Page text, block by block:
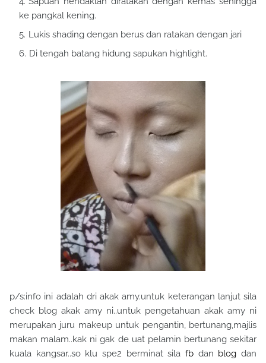
ke pangkal kening.
Lukis shading dengan berus dan ratakan dengan jari
Di tengah batang hidung sapukan highlight.
p/s:info ini adalah dri akak amy.untuk keterangan lanjut sila
check blog akak amy ni..untuk pengetahuan akak amy ni
merupakan juru makeup untuk pengantin, bertunang,majlis
makan malam..kak ni gak de uat pelamin bertunang sekitar
kuala kangsar..so klu spe2 berminat sila fb dan blog dan